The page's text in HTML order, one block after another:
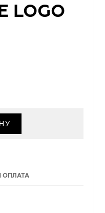
LOGO
ОПЛАТА